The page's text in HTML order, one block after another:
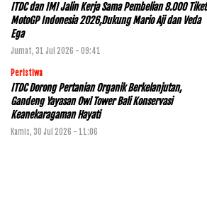
ITDC dan IMI Jalin Kerja Sama Pembelian 8.000 Tiket
MotoGP Indonesia 2026,Dukung Mario Aji dan Veda
Ega
Jumat, 31 Jul 2026 - 09:41
Peristiwa
ITDC Dorong Pertanian Organik Berkelanjutan,
Gandeng Yayasan Owl Tower Bali Konservasi
Keanekaragaman Hayati
Kamis, 30 Jul 2026 - 11:06